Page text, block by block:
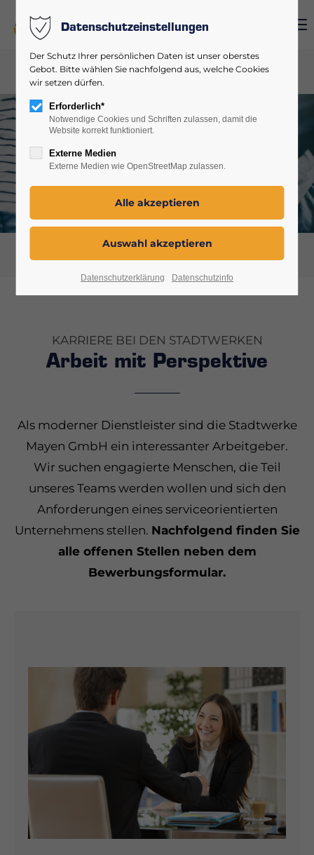
Login
Benutzername
Passwort
Lost your password?
Support
24h
We offer support for our customers
Get in touch
Cybersteel Inc.
San Francisco, CA 94102
info@yourdomain.com
About us
Lorem ipsum dolor sit amet,
consectetuer adipiscing elit.
Aenean commodo ligula eget dolor. Aenean
massa. Cum sociis natoque penatibus et
magnis dis parturient montes, nascetur
ridiculus mus. Donec quam felis, ultricies
KARRIERE BEI DEN STADTWERKEN
Arbeit mit Perspektive
Als moderner Dienstleister sind die Stadtwerke
Mayen GmbH ein interessanter Arbeitgeber.
Wir suchen engagierte Menschen, die Teil
unseres Teams werden wollen und sich den
Anforderungen eines serviceorientierten
Unternehmens stellen. Nachfolgend finden Sie
alle offenen Stellen neben dem
Bewerbungsformular.
Datenschutzeinstellungen
Der Schutz Ihrer persönlichen Daten ist unser oberstes
Gebot. Bitte wählen Sie nachfolgend aus, welche Cookies
wir setzen dürfen.
Erforderlich*
Notwendige Cookies und Schriften zulassen, damit die
Website korrekt funktioniert.
Externe Medien
Externe Medien wie OpenStreetMap zulassen.
Datenschutzerklärung Datenschutzinfo